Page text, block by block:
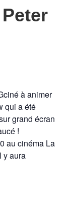
à animer
qui a été
grand écran
!
au cinéma La
y aura